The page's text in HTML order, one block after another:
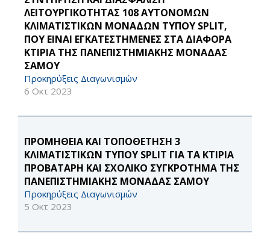
ΛΕΙΤΟΥΡΓΙΚΟΤΗΤΑΣ 108 ΑΥΤΟΝΟΜΩΝ
ΚΛΙΜΑΤΙΣΤΙΚΩΝ ΜΟΝΑΔΩΝ ΤΥΠΟΥ SPLIT,
ΠΟΥ ΕΙΝΑΙ ΕΓΚΑΤΕΣΤΗΜΕΝΕΣ ΣΤΑ ΔΙΑΦΟΡΑ
ΚΤΙΡΙΑ ΤΗΣ ΠΑΝΕΠΙΣΤΗΜΙΑΚΗΣ ΜΟΝΑΔΑΣ
ΣΑΜΟΥ
Προκηρύξεις Διαγωνισμών
6 Οκτ 2023
ΠΡΟΜΗΘΕΙΑ ΚΑΙ ΤΟΠΟΘΕΤΗΣΗ 3
ΚΛΙΜΑΤΙΣΤΙΚΩΝ ΤΥΠΟΥ SPLIT ΓΙΑ ΤΑ ΚΤΙΡΙΑ
ΠΡΟΒΑΤΑΡΗ ΚΑΙ ΣΧΟΛΙΚΟ ΣΥΓΚΡΟΤΗΜΑ ΤΗΣ
ΠΑΝΕΠΙΣΤΗΜΙΑΚΗΣ ΜΟΝΑΔΑΣ ΣΑΜΟΥ
Προκηρύξεις Διαγωνισμών
5 Οκτ 2023